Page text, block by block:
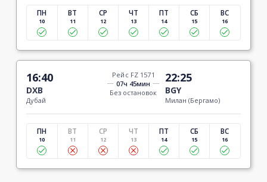
ПН
10
ВТ
11
СР
12
ЧТ
13
ПТ
14
СБ
15
ВС
16
16:40
DXB
Дубай
Рейс FZ 1571
07ч 45мин
Без остановок
22:25
BGY
Милан (Бергамо)
ПН
10
ВТ
11
СР
12
ЧТ
13
ПТ
14
СБ
15
ВС
16